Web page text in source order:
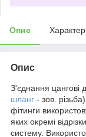
Опис
Опис
З'єднання цангові
шланг - зов.
фітинги
яких окремі
систему.